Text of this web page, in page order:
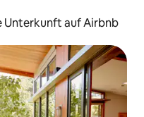
Unterkunft auf Airbnb